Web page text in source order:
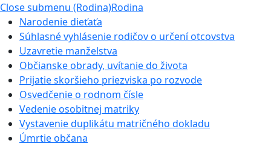
Close submenu (Rodina)Rodina
Narodenie dieťaťa
Súhlasné vyhlásenie rodičov o určení otcovstva
Uzavretie manželstva
Občianske obrady, uvítanie do života
Prijatie skoršieho priezviska po rozvode
Osvedčenie o rodnom čísle
Vedenie osobitnej matriky
Vystavenie duplikátu matričného dokladu
Úmrtie občana